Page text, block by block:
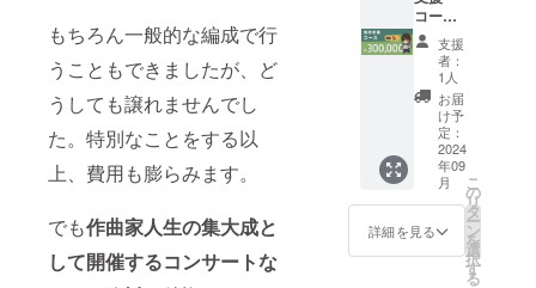
もちろん一般的な編成で行
うこともできましたが、ど
うしても譲れませんでし
た。特別なことをする以
上、費用も膨らみます。
でも作曲家人生の集大成と
して開催するコンサートな
します
が、何
卒ご容
赦くだ
さい。
◆ お届
け方
法： ・
CAMPF
IREメッ
セージ
機能で
送付：
[４][８]
[６][７]
[14][16]
・2025
年４
月：[８]
※コン
サート
準備の
ため、
リター
付時期
が変動
～２月
初旬：
[２][14]
[16] ・
2025年
４月：
[８] ※コ
ンサー
ト準備
のた
め、リ
ターン
公演チ
ケット
に切り
替わる
際は、
本ペー
ジ上部
や活動
報告に
てお知
らせい
たしま
ト音源
ダウン
ロード
（デジ
タル）
[９] コ
ンサー
ト映像
配信視
聴権
（デジ
タル）
[12] コ
ンサー
7216?
prev_a
ccess_
key=42
623efb
011ff91
bf8b60
3c46e0
0e2a0
◆ 内容
物：
[24]
ゲーム
業界 / 作
コース
＞ 事前
に以下
のnote
記事を
お読み
いただ
き、同
意いた
だいた
上でリ
ターン
をご購
入くだ
支援
者：
1人
お届
け予
定：
2024
年09
月
詳細を見る
こ
の
リ
タ
ー
ン
を
選
択
す
る